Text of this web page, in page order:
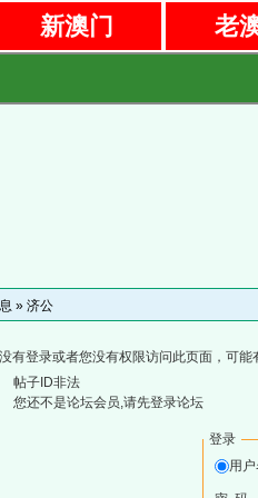
新澳门 老
» 济公
有登录或者您没有权限访问此页面，可能
帖子ID非法
您还不是论坛会员,请先登录论坛
登录
用